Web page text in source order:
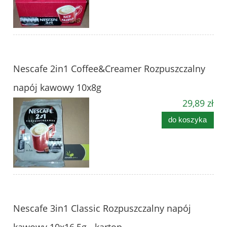
Nescafe 2in1 Coffee&Creamer Rozpuszczalny
napój kawowy 10x8g
29,89 zł
do koszyka
Nescafe 3in1 Classic Rozpuszczalny napój